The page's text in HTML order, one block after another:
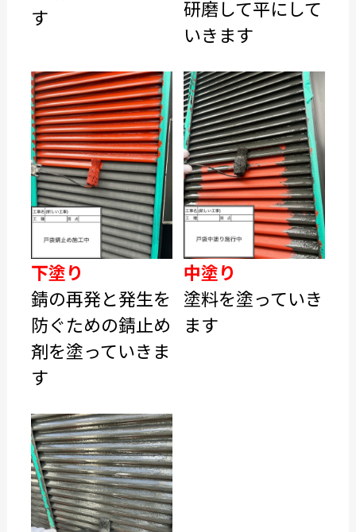
す
研磨して平にして
いきます
下塗り
錆の再発と発生を
防ぐための錆止め
剤を塗っていきま
す
中塗り
塗料を塗っていき
ます